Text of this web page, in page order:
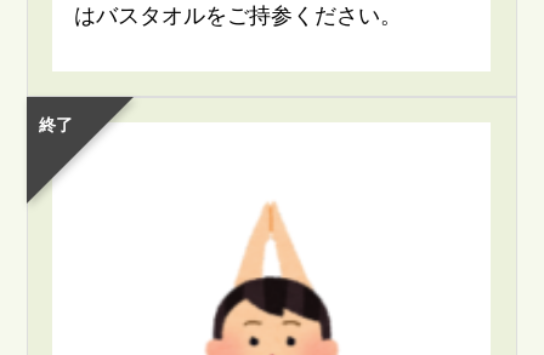
はバスタオルをご持参ください。
終了